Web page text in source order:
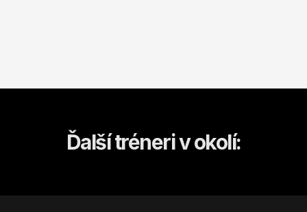
Ďalší tréneri v okolí: